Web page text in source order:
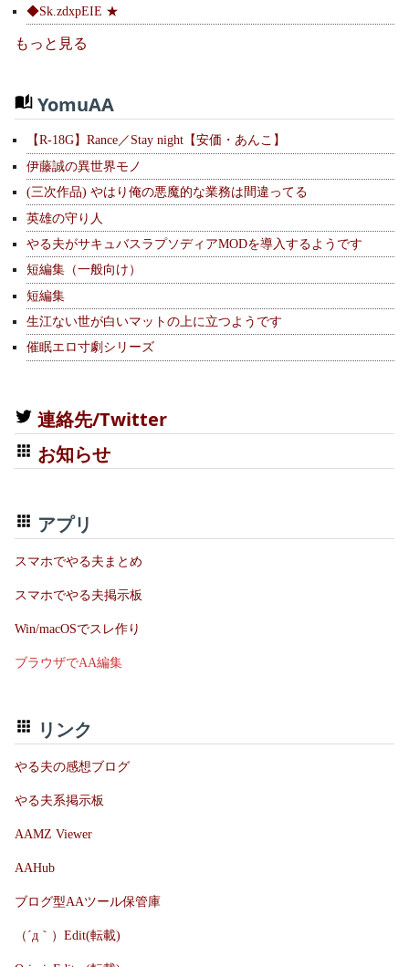
◆Sk.zdxpEIE ★
もっと見る
YomuAA
【R-18G】Rance／Stay night【安価・あんこ】
伊藤誠の異世界モノ
(三次作品) やはり俺の悪魔的な業務は間違ってる
英雄の守り人
やる夫がサキュバスラプソディアMODを導入するようです
短編集（一般向け）
短編集
生江ない世が白いマットの上に立つようです
催眠エロ寸劇シリーズ
連絡先/Twitter
お知らせ
アプリ
スマホでやる夫まとめ
スマホでやる夫掲示板
Win/macOSでスレ作り
ブラウザでAA編集
リンク
やる夫の感想ブログ
やる夫系掲示板
AAMZ Viewer
AAHub
ブログ型AAツール保管庫
（´д｀）Edit(転載)